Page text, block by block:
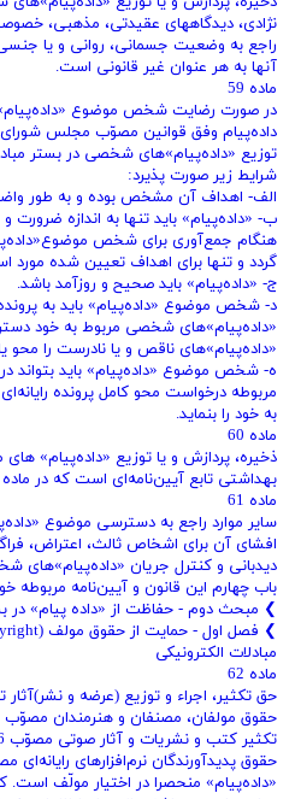
نژادی، دیدگاههای عقیدتی، مذهبی،
راجع به وضعیت جسمانی، روانی و یا
آنها به هر عنوان غیر قانونی است.
ماده 59
در صورت رضایت شخص موضوع
داده‌پیام وفق قوانین مصوّب مجلس شورای
توزیع «داده‌پیام»های شخصی در بستر
شرایط زیر صورت پذیرد:
الف‌- اهداف آن مشخص بوده و به طور
ب- «داده‌پیام» باید تنها به اندازه ضرورت
هنگام جمع‌آوری برای شخص
گردد و تنها برای اهداف تعیین شده مورد
ج- «داده‌پیام» باید صحیح و روزآمد باشد.
د- شخص موضوع «داده‌پیام» باید به
«داده‌پیام»های شخصی مربوط به خود
«داده‌پیام»های ناقص و یا نادرست را محو
ه- شخص موضوع «داده‌پیام» باید بتواند
مربوطه درخواست محو کامل پرونده
به خود را بنماید.
ماده 60
ذخیره، پردازش و یا توزیع «داده‌پیام»
بهداشتی تابع آیین‌نامه‌ای است که در ماده (79) این قانون خواهد
ماده 61
سایر موارد راجع به دسترسی موضوع
افشای آن برای اشخاص ثالث، اعتراض،
دیدبانی و کنترل جریان «داده‌پیام»های
باب چهارم این قانون و آیین‌نامه مربوطه
❯ ‌مبحث دوم - حفاظت از «‌داده پیام» در
مبادلات ‌الکترونیکی
ماده 62
حق تکثیر، اجراء و توزیع (عرضه و
«داده‌پیام» منحصرا در اختیار مولّف است.